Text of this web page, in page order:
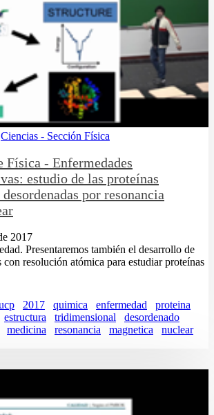
Ciencias - Sección Física
Física - Enfermedades
estudio de las proteínas
por resonancia
2017
Presentaremos también el desarrollo de
con resolución atómica para estudiar proteínas
2017 quimica enfermedad
proteina
estructura tridimensional
desordenado
medicina resonancia magnetica
nuclear